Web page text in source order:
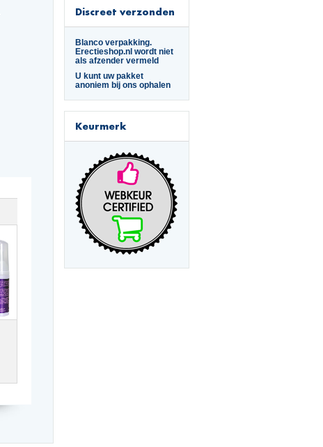
Discreet verzonden
Blanco verpakking.
Erectieshop.nl wordt niet
als afzender vermeld
U kunt uw pakket
anoniem bij ons ophalen
Keurmerk